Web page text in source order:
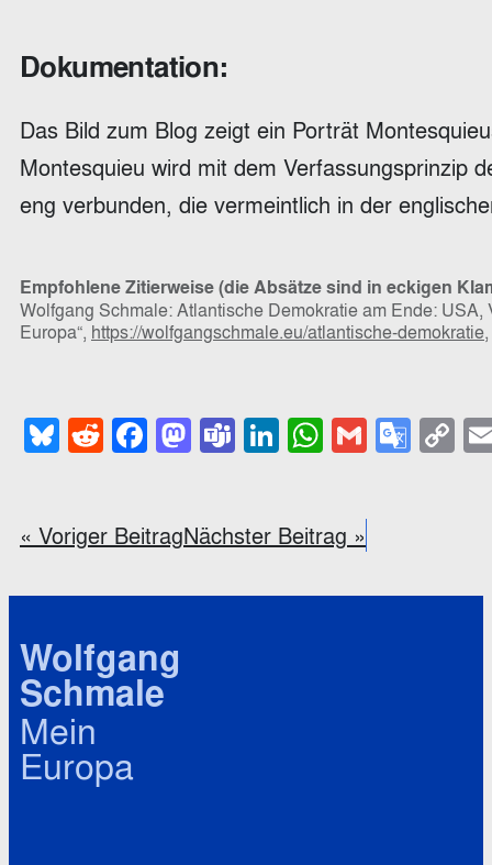
Dokumentation:
Das Bild zum Blog zeigt ein Porträt
Montesquieu wird mit dem Verfassungsprinzip
eng verbunden, die vermeintlich in der
Empfohlene Zitierweise (die Absätze sind in eckigen
Wolfgang Schmale: Atlantische Demokratie am Ende:
Europa“, https://wolfgangschmale.eu/atlantische-demokratie
Bluesky
Reddit
Facebook
Mastodon
Teams
LinkedIn
WhatsApp
Gmail
« Voriger BeitragNächster Beitrag »
Wolfgang
Schmale
Mein
Europa